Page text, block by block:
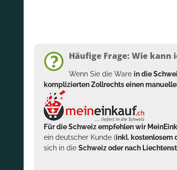
Häufige Frage: Wie kann
Wenn Sie die Ware in die
komplizierten Zollrechts einen
Für die Schweiz empfehlen wir
ein deutscher Kunde (inkl. kostenlosem
sich in die Schweiz oder nach